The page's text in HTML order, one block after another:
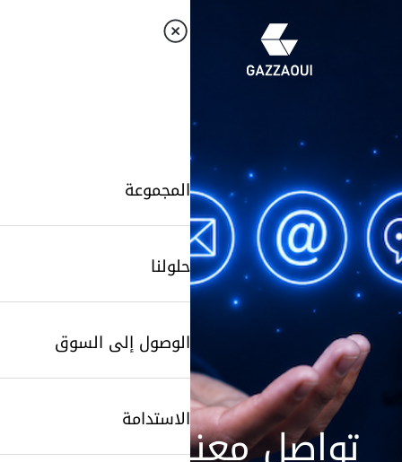
المجموعة
حلولنا
الوصول إلى السوق
الاستدامةتواصل معنا